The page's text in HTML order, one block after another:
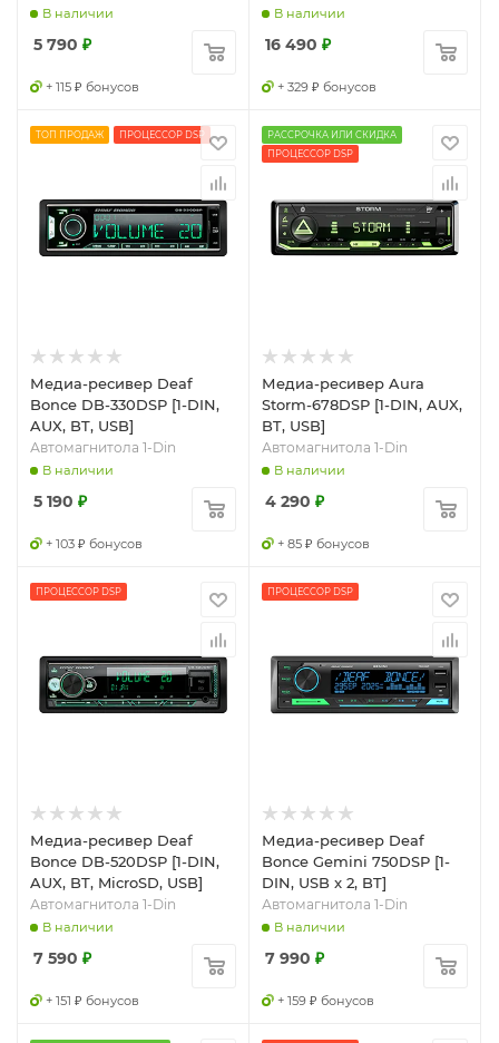
В наличии
5 790 ₽
+ 115 ₽ бонусов
В наличии
16 490 ₽
+ 329 ₽ бонусов
ТОП ПРОДАЖ ПРОЦЕССОР DSP
Медиа-ресивер Deaf
Bonce DB-330DSP [1-DIN,
AUX, BT, USB]
Автомагнитола 1-Din
В наличии
5 190 ₽
+ 103 ₽ бонусов
РАССРОЧКА ИЛИ СКИДКА
ПРОЦЕССОР DSP
Медиа-ресивер Aura
Storm-678DSP [1-DIN, AUX,
BT, USB]
Автомагнитола 1-Din
В наличии
4 290 ₽
+ 85 ₽ бонусов
ПРОЦЕССОР DSP
Медиа-ресивер Deaf
Bonce DB-520DSP [1-DIN,
AUX, BT, MicroSD, USB]
Автомагнитола 1-Din
В наличии
7 590 ₽
+ 151 ₽ бонусов
ПРОЦЕССОР DSP
Медиа-ресивер Deaf
Bonce Gemini 750DSP [1-
DIN, USB x 2, BT]
Автомагнитола 1-Din
В наличии
7 990 ₽
+ 159 ₽ бонусов